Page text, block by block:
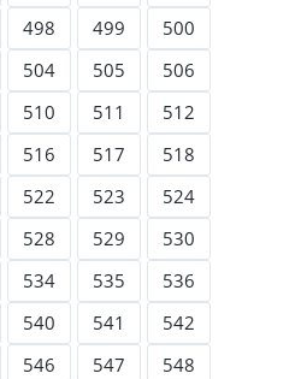
498 499
500
504 505
506
510 511
512
516 517
518
522 523
524
528 529
530
534 535
536
540 541
542
546 547
548